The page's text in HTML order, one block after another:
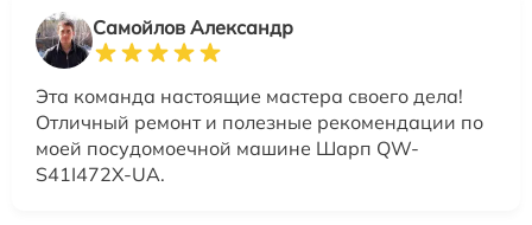
Самойлов Александр
Эта команда настоящие мастера своего дела!
Отличный ремонт и полезные рекомендации по
моей посудомоечной машине Шарп QW-
S41I472X-UA.